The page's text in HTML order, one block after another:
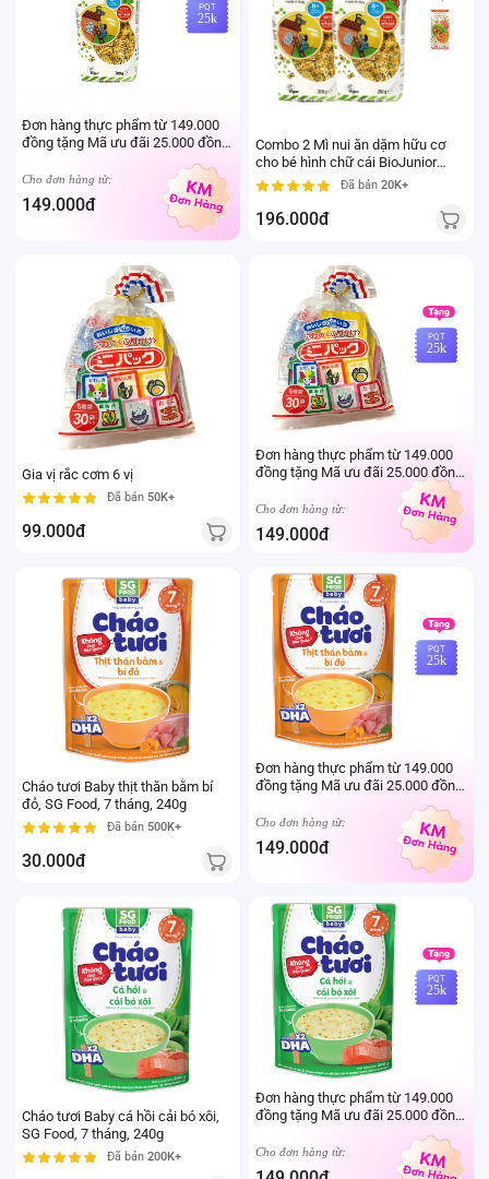
PQT
25k
Đơn hàng thực phẩm từ 149.000
đồng tặng Mã ưu đãi 25.000 đồng
mua sản phẩm Thực phẩm Ivenet
bất kỳ (Trừ sản phẩm sữa thay thể
sữa mẹ cho trẻ dưới 24 tháng tuổi)
Cho đơn hàng từ:
149.000đ
Combo 2 Mì nui ăn dặm hữu cơ
cho bé hình chữ cái BioJunior
200g
Đã bán 20K+
196.000đ
Gia vị rắc cơm 6 vị
Đã bán 50K+
99.000đ
PQT
25k
Đơn hàng thực phẩm từ 149.000
đồng tặng Mã ưu đãi 25.000 đồng
mua sản phẩm Thực phẩm Ivenet
bất kỳ (Trừ sản phẩm sữa thay thể
sữa mẹ cho trẻ dưới 24 tháng tuổi)
Cho đơn hàng từ:
149.000đ
Cháo tươi Baby thịt thăn bằm bí
đỏ, SG Food, 7 tháng, 240g
Đã bán 500K+
30.000đ
PQT
25k
Đơn hàng thực phẩm từ 149.000
đồng tặng Mã ưu đãi 25.000 đồng
mua sản phẩm Thực phẩm Ivenet
bất kỳ (Trừ sản phẩm sữa thay thể
sữa mẹ cho trẻ dưới 24 tháng tuổi)
Cho đơn hàng từ:
149.000đ
Cháo tươi Baby cá hồi cải bó xôi,
SG Food, 7 tháng, 240g
Đã bán 200K+
PQT
25k
Đơn hàng thực phẩm từ 149.000
đồng tặng Mã ưu đãi 25.000 đồng
mua sản phẩm Thực phẩm Ivenet
bất kỳ (Trừ sản phẩm sữa thay thể
sữa mẹ cho trẻ dưới 24 tháng tuổi)
Cho đơn hàng từ: